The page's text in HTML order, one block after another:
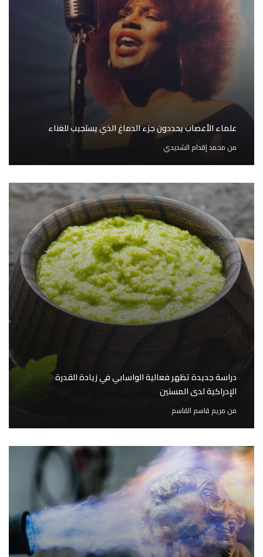
علماء الأعصاب يحددون جزء الدماغ الذي يستجيب للغناء
من محمد إقدام الشديدي
دراسة جديدة تظهر فعالية الواسابي في زيادة القدرة
الإدراكية لدى المسنين
من مريم قاسم القاسم